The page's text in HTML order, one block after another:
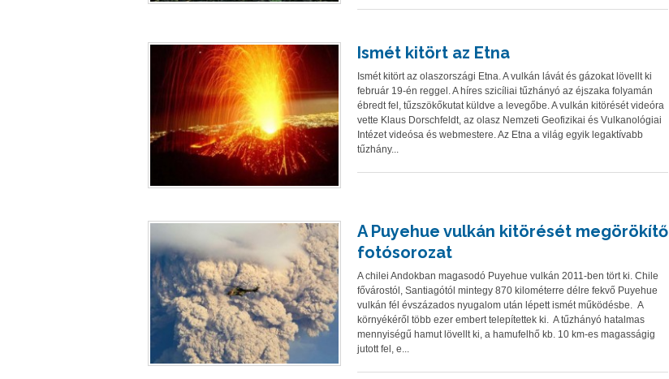
Ismét kitört az Etna
Ismét kitört az olaszországi Etna. A vulkán lávát és gázokat lövellt ki
február 19-én reggel. A híres szicíliai tűzhányó az éjszaka folyamán
ébredt fel, tűzszökőkutat küldve a levegőbe. A vulkán kitörését videóra
vette Klaus Dorschfeldt, az olasz Nemzeti Geofizikai és Vulkanológiai
Intézet videósa és webmestere. Az Etna a világ egyik legaktívabb
tűzhány...
A Puyehue vulkán kitörését megörökítő
fotósorozat
A chilei Andokban magasodó Puyehue vulkán 2011-ben tört ki. Chile
fővárostól, Santiagótól mintegy 870 kilométerre délre fekvő Puyehue
vulkán fél évszázados nyugalom után lépett ismét működésbe. A
környékéről több ezer embert telepítettek ki. A tűzhányó hatalmas
mennyiségű hamut lövellt ki, a hamufelhő kb. 10 km-es magasságig
jutott fel, e...